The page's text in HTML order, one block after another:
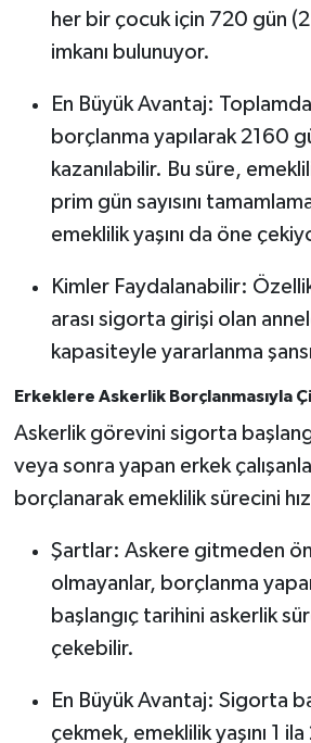
her bir çocuk için 720 gün
imkanı bulunuyor.
En Büyük Avantaj:
borçlanma yapılarak 2160
kazanılabilir. Bu süre,
prim gün sayısını
emeklilik yaşını da öne
Kimler Faydalanabilir:
arası sigorta girişi olan
kapasiteyle yararlanma
Erkeklere Askerlik Borçlanmasıyla
Askerlik görevini sigorta
veya sonra yapan erkek
borçlanarak emeklilik sürecini
Şartlar: Askere gitmeden
olmayanlar, borçlanma
başlangıç tarihini askerlik
çekebilir.
En Büyük Avantaj: Sigorta
çekmek, emeklilik yaşını 1 ila